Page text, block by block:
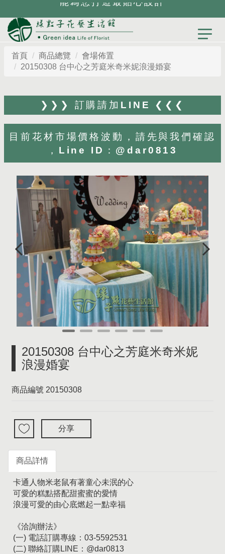
首頁 商品總覽
會場佈置
20150308 台中心之芳庭米奇米妮浪漫婚宴
❯❯❯ 訂購請加LINE ❮❮❮
目前花材市場價格波動，請先與我們確認
，Line ID：@dar0813
20150308 台中心之芳庭米奇米妮
浪漫婚宴
商品編號 20150308
分享
商品詳情
卡通人物米老鼠有著童心未泯的心
可愛的糕點搭配甜蜜蜜的愛情
浪漫可愛的由心底燃起一點幸福
《洽詢辦法》
(一) 電話訂購專線：03-5592531
(二) 聯絡訂購LINE：@dar0813